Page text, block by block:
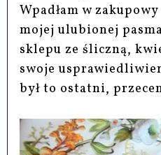
Wpadłam w
mojej ulubionej
sklepu ze śliczną,
swoje
był to ostatni,